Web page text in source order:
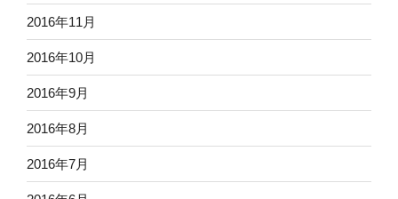
2016年11月
2016年10月
2016年9月
2016年8月
2016年7月